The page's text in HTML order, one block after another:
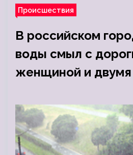
Происшествия
В российском
воды смыл с
женщиной и